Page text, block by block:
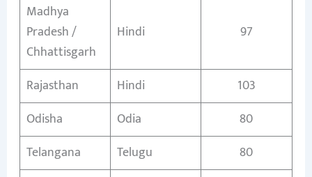
Madhya
Pradesh /
Chhattisgarh
Hindi 97
Rajasthan Hindi
103
Odisha
Odia
80
Telangana
Telugu
80